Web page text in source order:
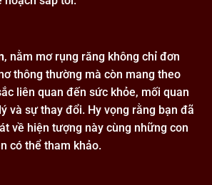
, nằm mơ rụng răng không chỉ đơn
thông thường mà còn mang theo
liên quan đến sức khỏe, mối quan
và sự thay đổi. Hy vọng rằng bạn đã
về hiện tượng này cùng những con
có thể tham khảo.